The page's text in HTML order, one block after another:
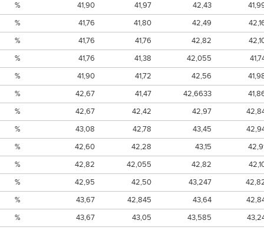
%
41,90 41,97 42,43
%
41,76 41,80 42,49
%
41,76 41,76 42,82
%
41,76 41,38 42,055
%
41,90 41,72 42,56
%
42,67 41,47 42,6633
%
42,67 42,42 42,97
%
43,08 42,78 43,45
%
42,60 42,28 43,15
%
42,82 42,055 42,82
%
42,95 42,50 43,247
%
43,67 42,845 43,64
%
43,67 43,05 43,585